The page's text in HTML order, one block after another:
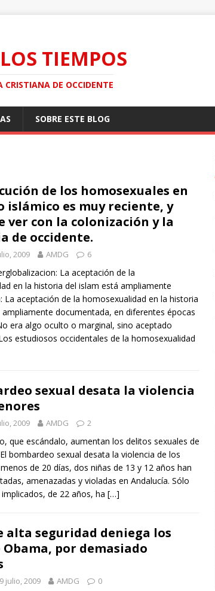
TIEMPOS
CRISTIANA DE OCCIDENTE
SOBRE ESTE BLOG
de los homosexuales en
islámico es muy reciente, y
ver con la colonización y la
de occidente.
2009 AMDG 6
La aceptación de la
en la historia del islam está ampliamente
La aceptación de la homosexualidad en la historia
documentada, en diferentes épocas
era algo oculto o marginal, sino aceptado
estudiosos occidentales de la homosexualidad
sexual desata la violencia
2009 AMDG 2
que escándalo, aumentan los delitos sexuales de
bombardeo sexual desata la violencia de los
de 20 días, dos niñas de 13 y 12 años han
amenazadas y violadas en Andalucía. Sólo
de 22 años, ha […]
alta seguridad deniega los
por demasiado
julio, 2009 AMDG 0